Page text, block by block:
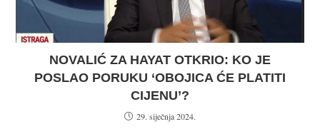
NOVALIĆ ZA HAYAT OTKRIO: KO JE
POSLAO PORUKU ‘OBOJICA ĆE PLATITI
CIJENU’?
29. siječnja 2024.